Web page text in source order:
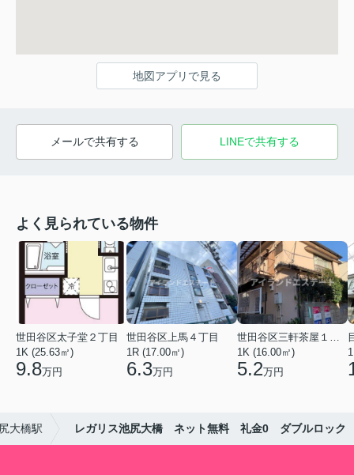
地図アプリで見る
メールで共有する LINEで共有する
よく見られている物件
世田谷区太子堂２丁目
1K (25.63㎡)
9.8万円
世田谷区上馬４丁目
1R (17.00㎡)
6.3万円
世田谷区三軒茶屋１丁目
1K (16.00㎡)
5.2万円
大橋駅 レガリス池尻大橋 ネット無料 礼金0 ダブルロック